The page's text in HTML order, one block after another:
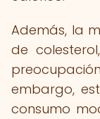
Además, la
de
embargo,
consumo